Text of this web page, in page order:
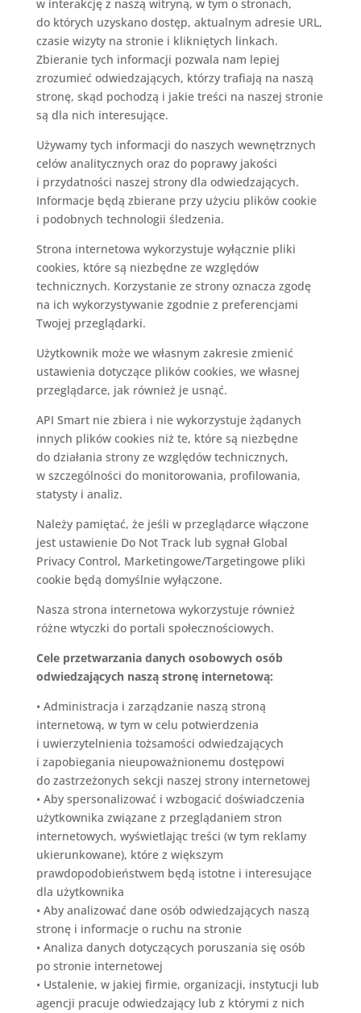
w interakcję z naszą witryną, w tym o stronach,
do których uzyskano dostęp, aktualnym adresie URL,
czasie wizyty na stronie i klikniętych linkach.
Zbieranie tych informacji pozwala nam lepiej
zrozumieć odwiedzających, którzy trafiają na naszą
stronę, skąd pochodzą i jakie treści na naszej stronie
są dla nich interesujące.
Używamy tych informacji do naszych wewnętrznych
celów analitycznych oraz do poprawy jakości
i przydatności naszej strony dla odwiedzających.
Informacje będą zbierane przy użyciu plików cookie
i podobnych technologii śledzenia.
Strona internetowa wykorzystuje wyłącznie pliki
cookies, które są niezbędne ze względów
technicznych. Korzystanie ze strony oznacza zgodę
na ich wykorzystywanie zgodnie z preferencjami
Twojej przeglądarki.
Użytkownik może we własnym zakresie zmienić
ustawienia dotyczące plików cookies, we własnej
przeglądarce, jak również je usnąć.
API Smart nie zbiera i nie wykorzystuje żądanych
innych plików cookies niż te, które są niezbędne
do działania strony ze względów technicznych,
w szczególności do monitorowania, profilowania,
statysty i analiz.
Należy pamiętać, że jeśli w przeglądarce włączone
jest ustawienie Do Not Track lub sygnał Global
Privacy Control, Marketingowe/Targetingowe pliki
cookie będą domyślnie wyłączone.
Nasza strona internetowa wykorzystuje również
różne wtyczki do portali społecznościowych.
Cele przetwarzania danych osobowych osób
odwiedzających naszą stronę internetową:
• Administracja i zarządzanie naszą stroną
internetową, w tym w celu potwierdzenia
i uwierzytelnienia tożsamości odwiedzających
i zapobiegania nieupoważnionemu dostępowi
do zastrzeżonych sekcji naszej strony internetowej
• Aby spersonalizować i wzbogacić doświadczenia
użytkownika związane z przeglądaniem stron
internetowych, wyświetlając treści (w tym reklamy
ukierunkowane), które z większym
prawdopodobieństwem będą istotne i interesujące
dla użytkownika
• Aby analizować dane osób odwiedzających naszą
stronę i informacje o ruchu na stronie
• Analiza danych dotyczących poruszania się osób
po stronie internetowej
• Ustalenie, w jakiej firmie, organizacji, instytucji lub
agencji pracuje odwiedzający lub z którymi z nich